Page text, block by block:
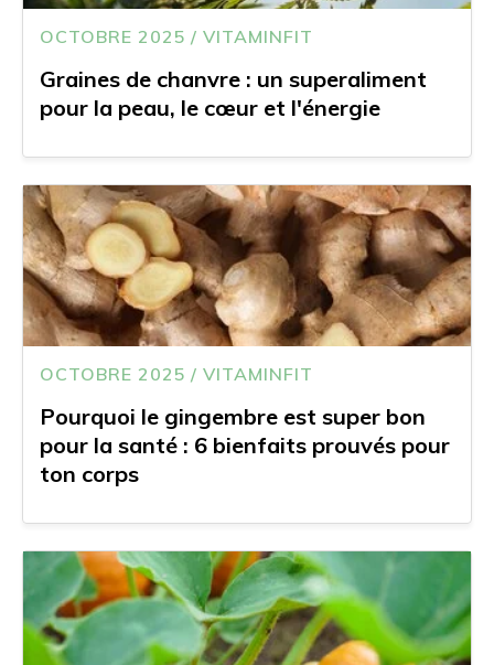
OCTOBRE 2025 / VITAMINFIT
Graines de chanvre : un superaliment
pour la peau, le cœur et l'énergie
OCTOBRE 2025 / VITAMINFIT
Pourquoi le gingembre est super bon
pour la santé : 6 bienfaits prouvés pour
ton corps